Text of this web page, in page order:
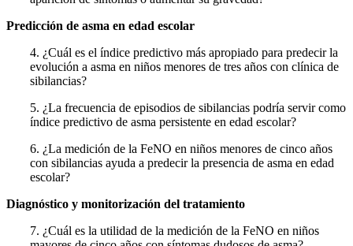
Predicción de asma en edad escolar
4. ¿Cuál es el índice predictivo más apropiado para predecir la
evolución a asma en niños menores de tres años con clínica de
sibilancias?
5. ¿La frecuencia de episodios de sibilancias podría servir como
índice predictivo de asma persistente en edad escolar?
6. ¿La medición de la FeNO en niños menores de cinco años
con sibilancias ayuda a predecir la presencia de asma en edad
escolar?
Diagnóstico y monitorización del tratamiento
7. ¿Cuál es la utilidad de la medición de la FeNO en niños